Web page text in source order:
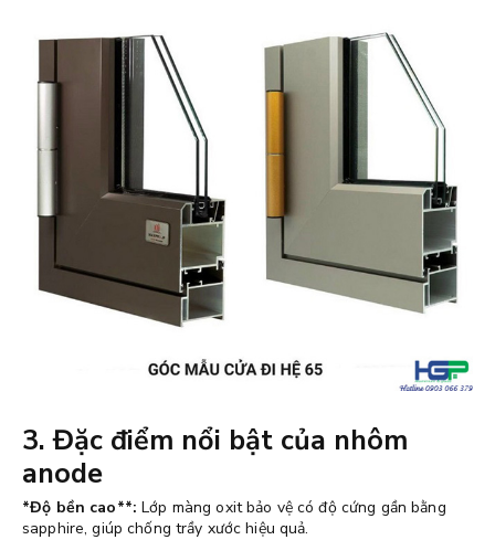
3. Đặc điểm nổi bật của nhôm
anode
*Độ bền cao**: Lớp màng oxit bảo vệ có độ cứng gần bằng
sapphire, giúp chống trầy xước hiệu quả.